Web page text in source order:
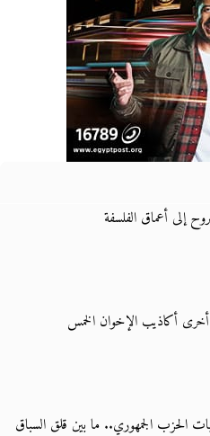
إلى أعماق الفلسفة
أكاذيب الإخوان الخمس
الحزب الجمهوري.. ما بين قلق السباق